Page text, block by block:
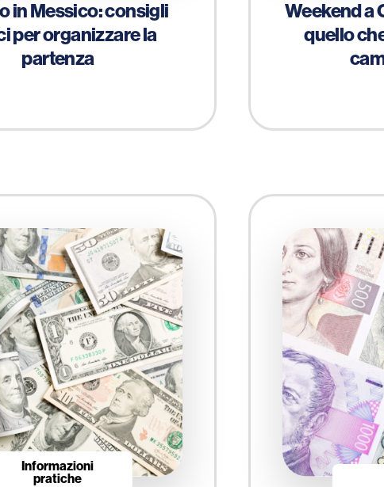
in Messico: consigli
per organizzare la
partenza
Weekend a
quello
Informazioni
pratiche